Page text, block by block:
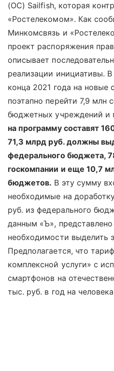
(ОС) Sailfish, которая
«Ростелекомом». Как
Минкомсвязь и
проект распоряжения
описывает
реализации инициативы.
конца 2021 года на
поэтапно перейти 7,9 млн
бюджетных учреждений и
на программу составят
71,3 млрд руб. должны
федерального бюджета,
госкомпании и еще 10,7
бюджетов. В эту сумму
необходимые на
руб. из федерального
данным «Ъ»,
необходимости выделить
Предполагается, что
комплексной услуги» с
смартфонов на
тыс. руб. в год на